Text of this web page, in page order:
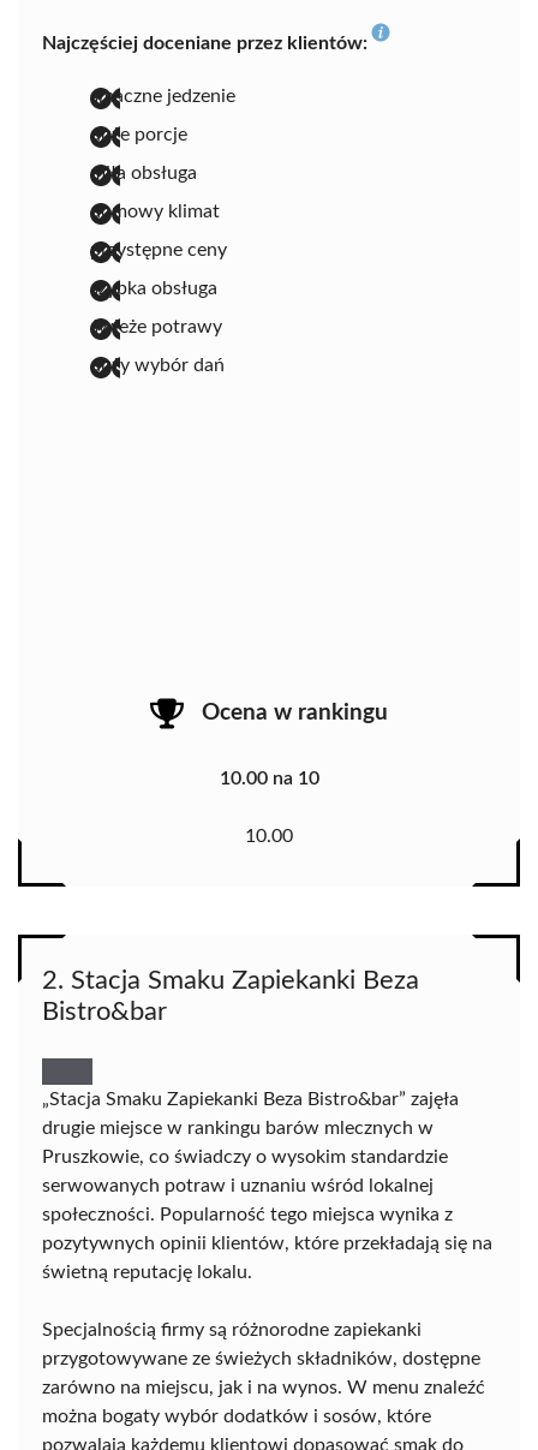
Najczęściej doceniane przez klientów:
smaczne jedzenie
duże porcje
miła obsługa
domowy klimat
przystępne ceny
szybka obsługa
świeże potrawy
duży wybór dań
Ocena w rankingu
10.00 na 10
10.00
2. Stacja Smaku Zapiekanki Beza
Bistro&bar
„Stacja Smaku Zapiekanki Beza Bistro&bar” zajęła
drugie miejsce w rankingu barów mlecznych w
Pruszkowie, co świadczy o wysokim standardzie
serwowanych potraw i uznaniu wśród lokalnej
społeczności. Popularność tego miejsca wynika z
pozytywnych opinii klientów, które przekładają się na
świetną reputację lokalu.
Specjalnością firmy są różnorodne zapiekanki
przygotowywane ze świeżych składników, dostępne
zarówno na miejscu, jak i na wynos. W menu znaleźć
można bogaty wybór dodatków i sosów, które
pozwalają każdemu klientowi dopasować smak do